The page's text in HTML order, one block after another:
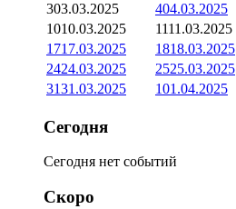
303.03.2025 404.03.2025
1010.03.2025 1111.03.2025
1717.03.2025 1818.03.2025
2424.03.2025 2525.03.2025
3131.03.2025 101.04.2025
Сегодня
Сегодня нет событий
Скоро